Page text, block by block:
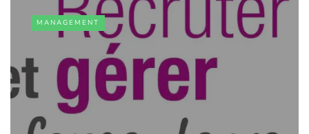
MANAGEMENT